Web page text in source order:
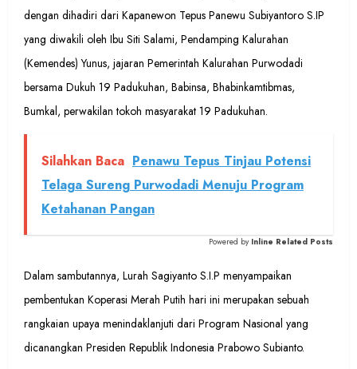
dengan dihadiri dari Kapanewon Tepus Panewu Subiyantoro S.IP
yang diwakili oleh Ibu Siti Salami, Pendamping Kalurahan
(Kemendes) Yunus, jajaran Pemerintah Kalurahan Purwodadi
bersama Dukuh 19 Padukuhan, Babinsa, Bhabinkamtibmas,
Bumkal, perwakilan tokoh masyarakat 19 Padukuhan.
Silahkan Baca Penawu Tepus Tinjau Potensi
Telaga Sureng Purwodadi Menuju Program
Ketahanan Pangan
Powered by Inline Related Posts
Dalam sambutannya, Lurah Sagiyanto S.I.P menyampaikan
pembentukan Koperasi Merah Putih hari ini merupakan sebuah
rangkaian upaya menindaklanjuti dari Program Nasional yang
dicanangkan Presiden Republik Indonesia Prabowo Subianto.